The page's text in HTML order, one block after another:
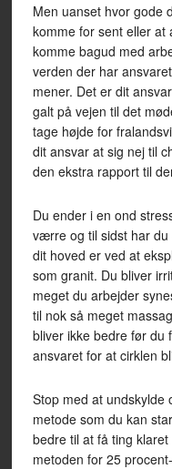
Men uanset hvor gode
komme for sent eller at
komme bagud med
verden der har
mener. Det er dit
galt på vejen til det
tage højde for
dit ansvar at sig nej til
den ekstra rapport til
Du ender i en ond
værre og til sidst har du
dit hoved er ved at
som granit. Du bliver
meget du arbejder
til nok så meget
bliver ikke bedre før du
ansvaret for at cirklen
Stop med at undskylde
metode som du kan
bedre til at få ting
metoden for 25